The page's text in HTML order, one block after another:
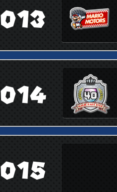
013
014
015